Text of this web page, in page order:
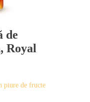
de
Royal
piure de fructe